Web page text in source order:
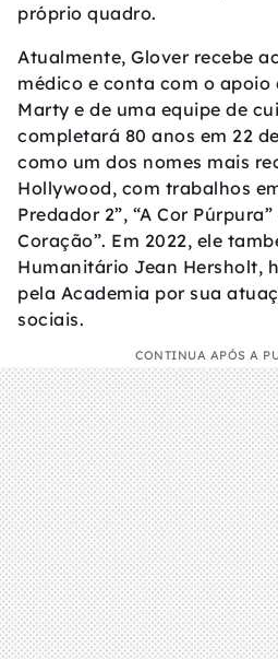
próprio quadro.
Atualmente, Glover recebe
médico e conta com o
Marty e de uma equipe de
completará 80 anos em 22
como um dos nomes mais
Hollywood, com trabalhos
Predador 2”, “A Cor
Coração”. Em 2022, ele
Humanitário Jean Hersholt,
pela Academia por sua
sociais.
CONTINUA APÓS A